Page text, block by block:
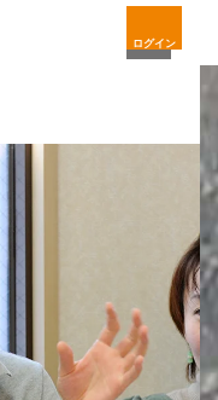
ログイン